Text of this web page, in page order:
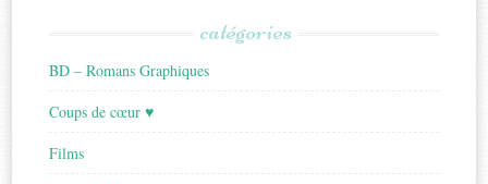
catégories
BD – Romans Graphiques
Coups de cœur ♥
Films